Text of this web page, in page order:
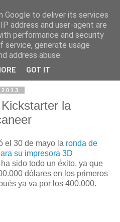
la
el 30 de mayo la ronda de
su impresora 3D
sido todo un éxito, ya que
dólares en los primeros
ya va por los 400.000.
Google to deliver its services
address and user-agent are
performance and security
generate usage
address abuse.
GOT IT